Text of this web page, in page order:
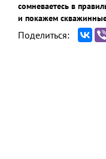
сомневаетесь в
и покажем
Поделиться: